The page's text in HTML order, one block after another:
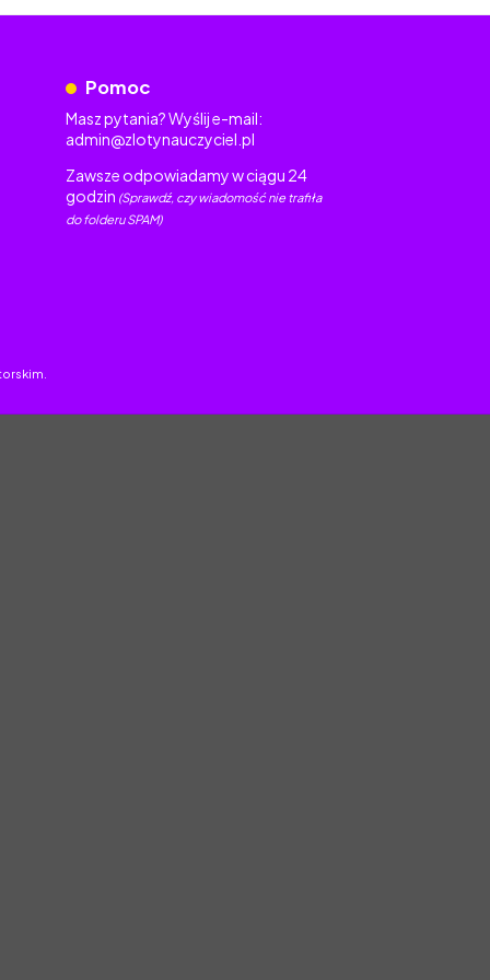
Pomoc
Masz pytania? Wyślij e-mail:
admin@zlotynauczyciel.pl
Zawsze odpowiadamy w ciągu 24
godzin (Sprawdź, czy wiadomość nie trafiła
do folderu SPAM)